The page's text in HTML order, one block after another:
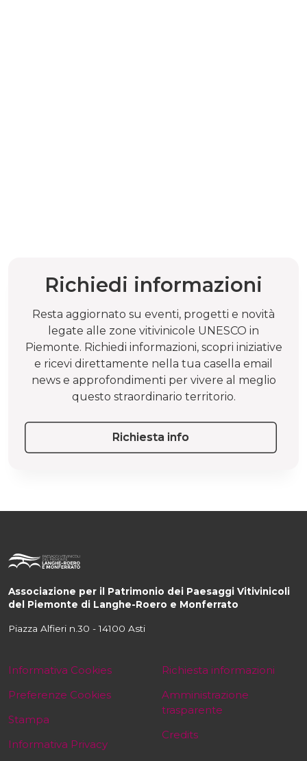
Richiedi informazioni
Resta aggiornato su eventi, progetti e novità
legate alle zone vitivinicole UNESCO in
Piemonte. Richiedi informazioni, scopri iniziative
e ricevi direttamente nella tua casella email
news e approfondimenti per vivere al meglio
questo straordinario territorio.
Richiesta info
Associazione per il Patrimonio dei Paesaggi Vitivinicoli
del Piemonte di Langhe-Roero e Monferrato
Piazza Alfieri n.30 - 14100 Asti
Informativa Cookies
Preferenze Cookies
Stampa
Informativa Privacy
Richiesta informazioni
Amministrazione
trasparente
Credits